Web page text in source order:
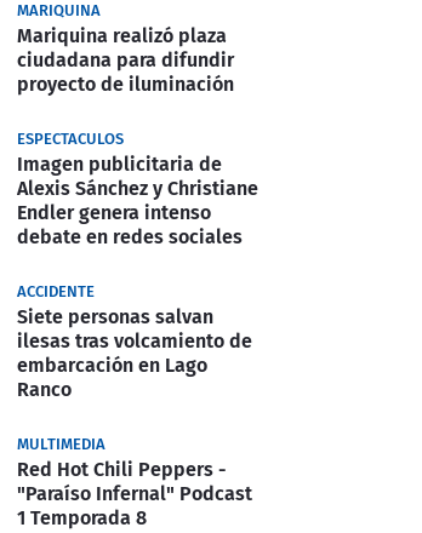
MARIQUINA
Mariquina realizó plaza
ciudadana para difundir
proyecto de iluminación
ESPECTACULOS
Imagen publicitaria de
Alexis Sánchez y Christiane
Endler genera intenso
debate en redes sociales
ACCIDENTE
Siete personas salvan
ilesas tras volcamiento de
embarcación en Lago
Ranco
MULTIMEDIA
Red Hot Chili Peppers -
"Paraíso Infernal" Podcast
1 Temporada 8